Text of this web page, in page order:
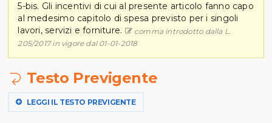
5-bis. Gli incentivi di cui al presente articolo fanno capo
al medesimo capitolo di spesa previsto per i singoli
lavori, servizi e forniture.
comma introdotto dalla L.
205/2017 in vigore dal 01-01-2018
Testo Previgente
LEGGI IL TESTO PREVIGENTE